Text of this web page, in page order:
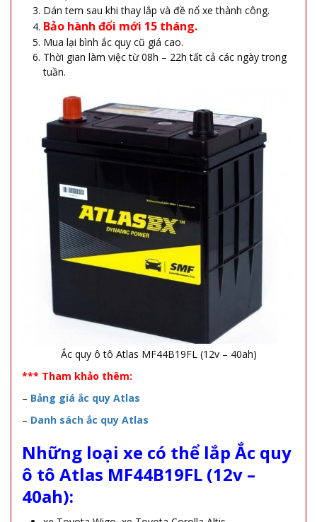
Dán tem sau khi thay lắp và đề nổ xe thành công.
Bảo hành đổi mới 15 tháng.
Mua lại bình ắc quy cũ giá cao.
Thời gian làm việc từ 08h – 22h tất cả các ngày trong
tuần.
Ắc quy ô tô Atlas MF44B19FL (12v – 40ah)
*** Tham khảo thêm:
– Bảng giá ắc quy Atlas
– Danh sách ắc quy Atlas
Những loại xe có thể lắp Ắc quy
ô tô Atlas MF44B19FL (12v –
40ah):